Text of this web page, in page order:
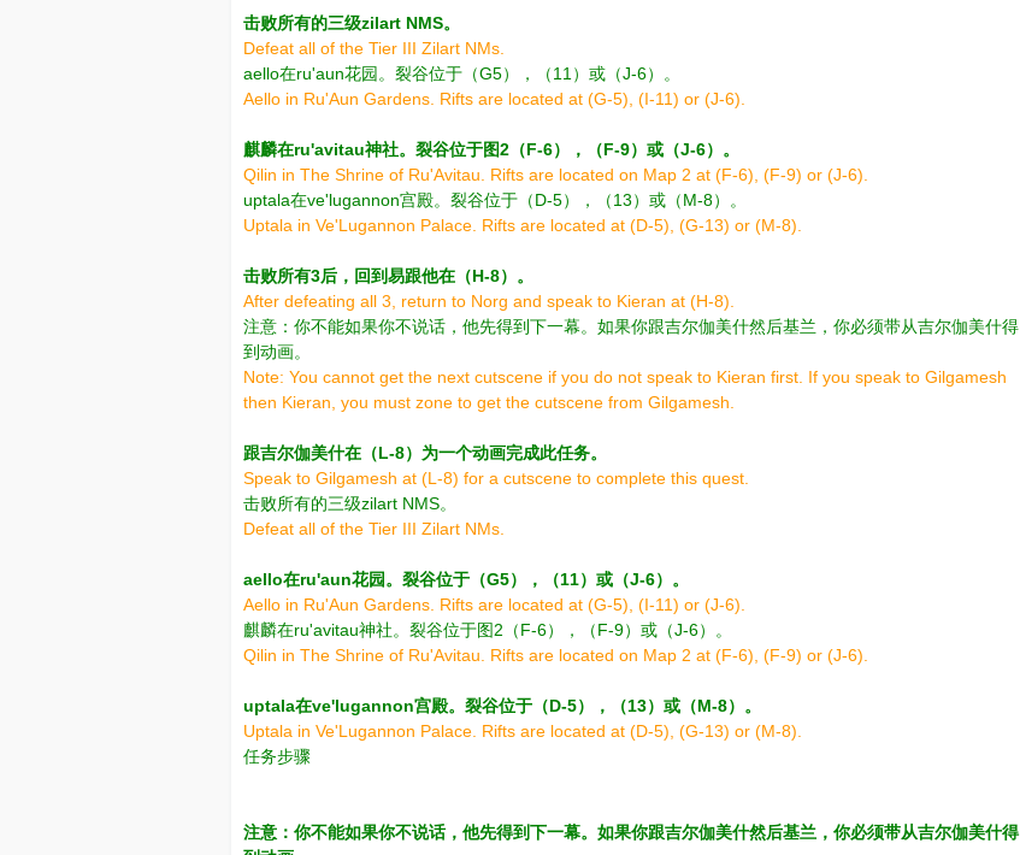
击败所有的三级zilart NMS。
Defeat all of the Tier III Zilart NMs.
aello在ru'aun花园。裂谷位于（G5），（11）或（J-6）。
Aello in Ru'Aun Gardens. Rifts are located at (G-5), (I-11) or (J-6).
麒麟在ru'avitau神社。裂谷位于图2（F-6），（F-9）或（J-6）。
Qilin in The Shrine of Ru'Avitau. Rifts are located on Map 2 at (F-6), (F-9) or (J-6).
uptala在ve'lugannon宫殿。裂谷位于（D-5），（13）或（M-8）。
Uptala in Ve'Lugannon Palace. Rifts are located at (D-5), (G-13) or (M-8).
击败所有3后，回到易跟他在（H-8）。
After defeating all 3, return to Norg and speak to Kieran at (H-8).
注意：你不能如果你不说话，他先得到下一幕。如果你跟吉尔伽美什然后基兰，你必须带从吉尔伽美什得
到动画。
Note: You cannot get the next cutscene if you do not speak to Kieran first. If you speak to Gilgamesh
then Kieran, you must zone to get the cutscene from Gilgamesh.
跟吉尔伽美什在（L-8）为一个动画完成此任务。
Speak to Gilgamesh at (L-8) for a cutscene to complete this quest.
击败所有的三级zilart NMS。
Defeat all of the Tier III Zilart NMs.
aello在ru'aun花园。裂谷位于（G5），（11）或（J-6）。
Aello in Ru'Aun Gardens. Rifts are located at (G-5), (I-11) or (J-6).
麒麟在ru'avitau神社。裂谷位于图2（F-6），（F-9）或（J-6）。
Qilin in The Shrine of Ru'Avitau. Rifts are located on Map 2 at (F-6), (F-9) or (J-6).
uptala在ve'lugannon宫殿。裂谷位于（D-5），（13）或（M-8）。
Uptala in Ve'Lugannon Palace. Rifts are located at (D-5), (G-13) or (M-8).
任务步骤
注意：你不能如果你不说话，他先得到下一幕。如果你跟吉尔伽美什然后基兰，你必须带从吉尔伽美什得